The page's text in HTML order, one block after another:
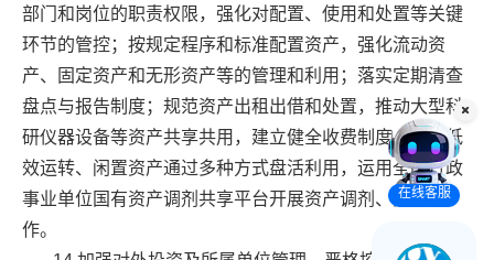
部门和岗位的职责权限，强化对配置、使用和处置等关键
环节的管控；按规定程序和标准配置资产，强化流动资
产、固定资产和无形资产等的管理和利用；落实定期清查
盘点与报告制度；规范资产出租出借和处置，推动大型科
研仪器设备等资产共享共用，建立健全收费制度，推动低
效运转、闲置资产通过多种方式盘活利用，运用全国行政
事业单位国有资产调剂共享平台开展资产调剂、共享工
作。
在线客服